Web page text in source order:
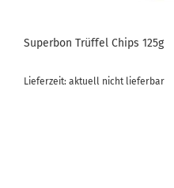
Superbon Trüffel Chips 125g
Lieferzeit: aktuell nicht lieferbar